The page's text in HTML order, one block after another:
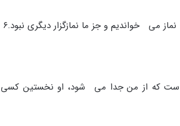
مى خواندیم و جز ما نمازگزار دیگرى نبود.۶
است که از من جدا مى شود، او نخستین کسى